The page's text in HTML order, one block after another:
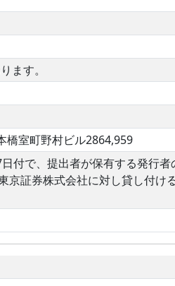
ます。
室町野村ビル2864,959
付で、提出者が保有する発行
京証券株式会社に対し貸し付け